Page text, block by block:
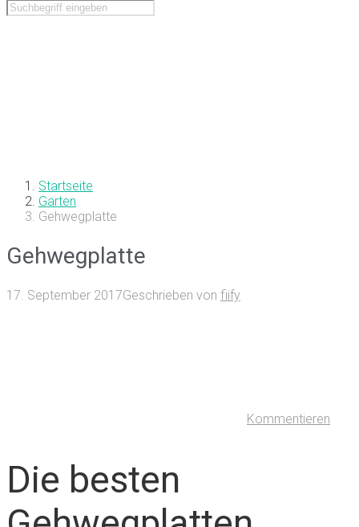
Startseite
Garten
Gehwegplatte
Gehwegplatte
17. September 2017Geschrieben von fiify
Kommentieren
Die besten